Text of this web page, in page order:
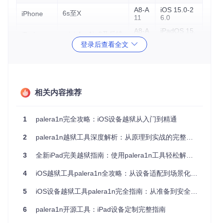
iPhone 6s至X
A8-A
11
iOS 15.0-2
6.0
A8-A
11
iPadOS 15.
A8-A
环境配置需求
电脑系统需为Linux或macOS
Apple Silicon Mac可能需要USB集线器转接
存储空间：
Rootless模式：基础空间即可
登录后查看全文
相关内容推荐
1 palera1n完全攻略：iOS设备越狱从入门到精通
2 palera1n越狱工具深度解析：从原理到实战的完整指南
3 全新iPad完美越狱指南：使用palera1n工具轻松解锁设备潜能
4 iOS越狱工具palera1n全攻略：从设备适配到场景化应用
5 iOS设备越狱工具palera1n完全指南：从准备到安全的全方位实践
6 palera1n开源工具：iPad设备定制完整指南